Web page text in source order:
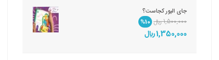
جای الیور کجاست؟
1,500,000 ريال
%10
1,350,000 ريال